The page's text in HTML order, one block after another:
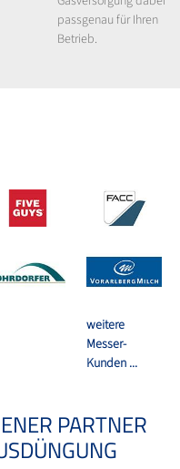
passgenau für Ihren
Betrieb.
weitere
Messer-
Kunden ...
PARTNER